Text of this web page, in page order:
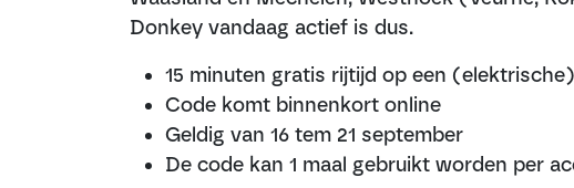
Donkey vandaag actief is dus.
15 minuten gratis rijtijd op een
Code komt binnenkort online
Geldig van 16 tem 21 september
De code kan 1 maal gebruikt worden per